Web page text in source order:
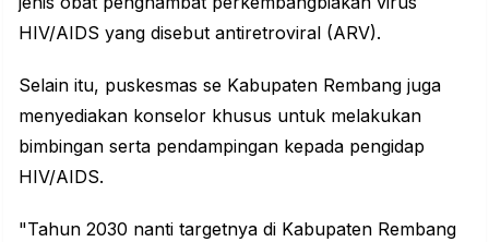
HIV/AIDS yang disebut antiretroviral (ARV).
Selain itu, puskesmas se Kabupaten Rembang juga
menyediakan konselor khusus untuk melakukan
bimbingan serta pendampingan kepada pengidap
HIV/AIDS.
"Tahun 2030 nanti targetnya di Kabupaten Rembang